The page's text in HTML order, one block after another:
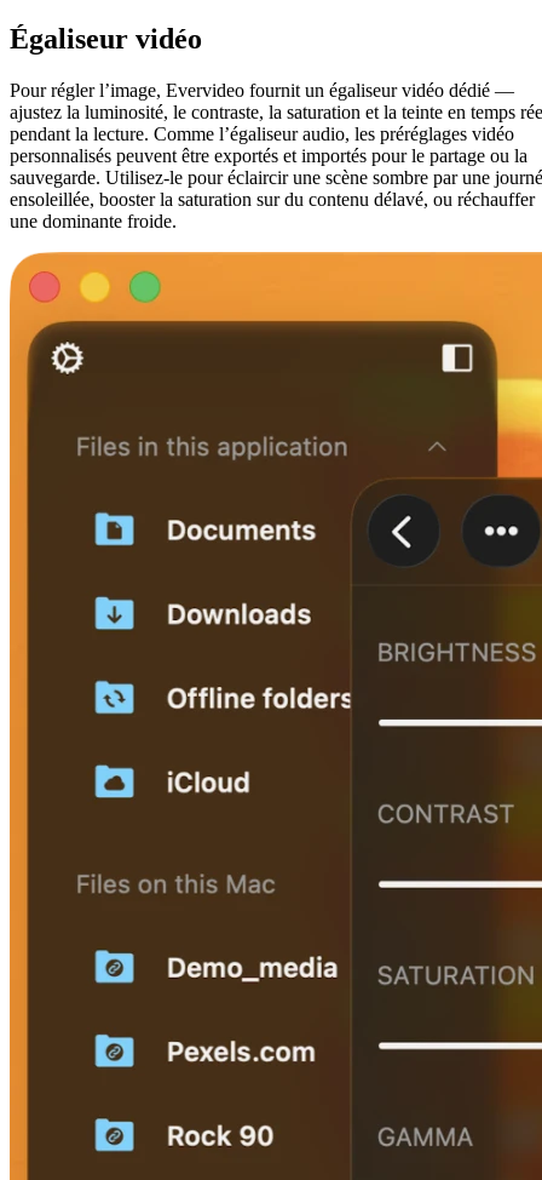
Égaliseur vidéo
Pour régler l’image, Evervideo fournit un égaliseur vidéo dédié —
ajustez la luminosité, le contraste, la saturation et la teinte en temps
pendant la lecture. Comme l’égaliseur audio, les préréglages vidéo
personnalisés peuvent être exportés et importés pour le partage ou la
sauvegarde. Utilisez-le pour éclaircir une scène sombre par une
ensoleillée, booster la saturation sur du contenu délavé, ou réchauffer
une dominante froide.